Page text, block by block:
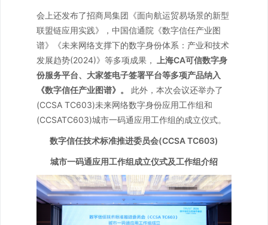
会上还发布了招商局集团《面向航运贸易场景的新型
联盟链应用实践》，中国信通院《数字信任产业图
谱》《未来网络支撑下的数字身份体系：产业和技术
发展趋势(2024)》等多项成果，
上海CA可信数字身
份服务平台、大家签电子签署平台等多项产品纳入
《数字信任产业图谱》。
此外，本次会议还举办了
(CCSA TC603)未来网络数字身份应用工作组和
(CCSATC603)城市一码通应用工作组的成立仪式。
数字信任技术标准推进委员会(CCSA TC603)
城市一码通应用工作组成立仪式及工作组介绍